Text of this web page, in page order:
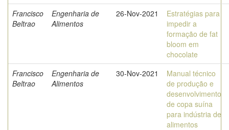
Francisco
Beltrao
Engenharia de
Alimentos
26-Nov-2021
Estratégias para
impedir a
formação de fat
bloom em
chocolate
Francisco
Beltrao
Engenharia de
Alimentos
30-Nov-2021
Manual técnico
de produção e
desenvolvimento
de copa suína
para indústria de
alimentos